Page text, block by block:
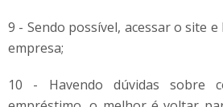
9 - Sendo possível, acessar o site
empresa;
10 - Havendo dúvidas sobre